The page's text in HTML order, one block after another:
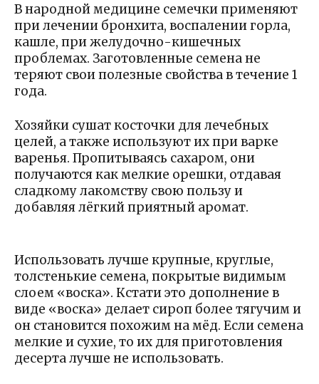
В народной медицине семечки применяют
при лечении бронхита, воспалении горла,
кашле, при желудочно-кишечных
проблемах. Заготовленные семена не
теряют свои полезные свойства в течение 1
года.
Хозяйки сушат косточки для лечебных
целей, а также используют их при варке
варенья. Пропитываясь сахаром, они
получаются как мелкие орешки, отдавая
сладкому лакомству свою пользу и
добавляя лёгкий приятный аромат.
Использовать лучше крупные, круглые,
толстенькие семена, покрытые видимым
слоем «воска». Кстати это дополнение в
виде «воска» делает сироп более тягучим и
он становится похожим на мёд. Если семена
мелкие и сухие, то их для приготовления
десерта лучше не использовать.